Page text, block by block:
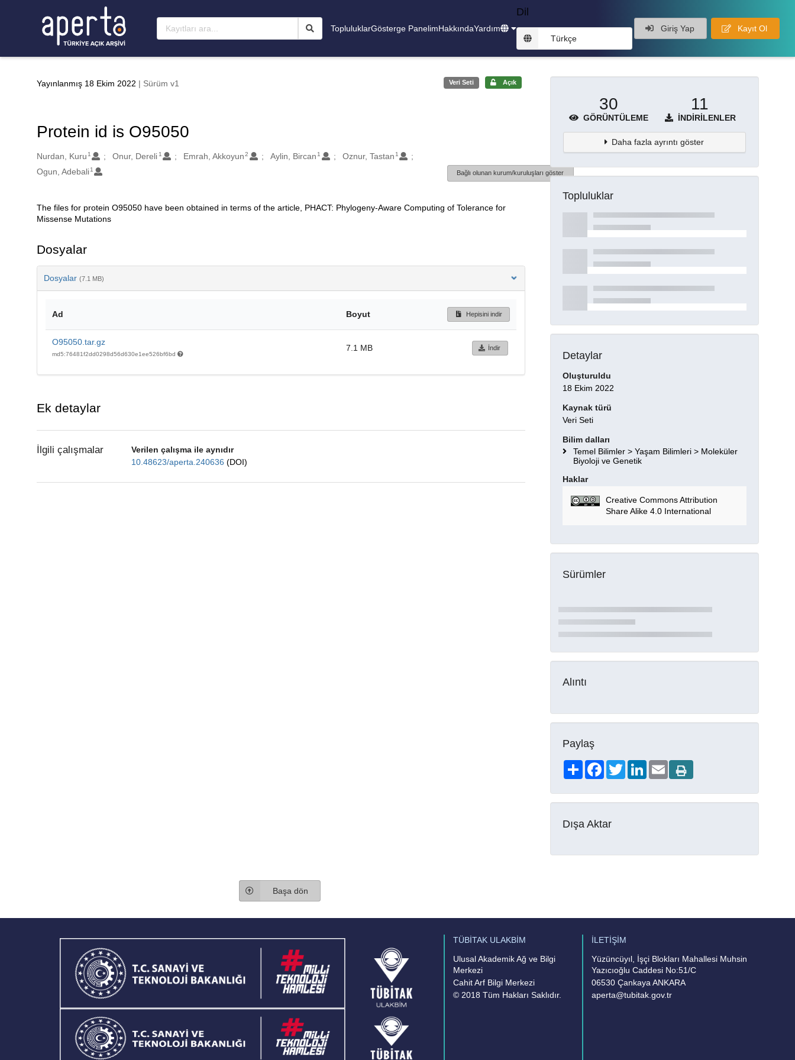
TopluluklarGösterge PanelimHakkındaYardım
Dil
Türkçe
Giriş Yap Kayıt Ol
Yayınlanmış 18 Ekim 2022 | Sürüm v1 Veri Seti Açık
Protein id is O95050
Oluşturanlar
Nurdan, Kuru 1 Onur, Dereli 1 Emrah, Akkoyun 2 Aylin, Bircan 1 Oznur, Tastan 1
Ogun, Adebali 1 Bağlı olunan kurum/kuruluşları göster
Açıklama
The files for protein O95050 have been obtained in terms of the article, PHACT: Phylogeny-Aware Computing of Tolerance for
Missense Mutations
Dosyalar
Dosyalar (7.1 MB)
Ad Boyut Hepisini indir
O95050.tar.gz
md5:76481f2dd0298d56d630e1ee526bf6bd
7.1 MB İndir
Ek detaylar
İlgili çalışmalar
Verilen çalışma ile aynıdır
10.48623/aperta.240636 (DOI)
30
GÖRÜNTÜLEME
11
İNDIRILENLER
Daha fazla ayrıntı göster
Topluluklar
Detaylar
Oluşturuldu
18 Ekim 2022
Kaynak türü
Veri Seti
Bilim dalları
Temel Bilimler > Yaşam Bilimleri > Moleküler
Biyoloji ve Genetik
Haklar
Creative Commons Attribution
Share Alike 4.0 International
Sürümler
Alıntı
Paylaş
ShareFacebookTwitterLinkedIn
Email
Dışa Aktar
Başa dön
TÜBİTAK ULAKBİM
Ulusal Akademik Ağ ve Bilgi
Merkezi
Cahit Arf Bilgi Merkezi
© 2018 Tüm Hakları Saklıdır.
İLETİŞİM
Yüzüncüyıl, İşçi Blokları Mahallesi Muhsin
Yazıcıoğlu Caddesi No:51/C
06530 Çankaya ANKARA
aperta@tubitak.gov.tr